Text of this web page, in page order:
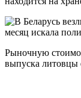
Рыночную
выпуска литовцы